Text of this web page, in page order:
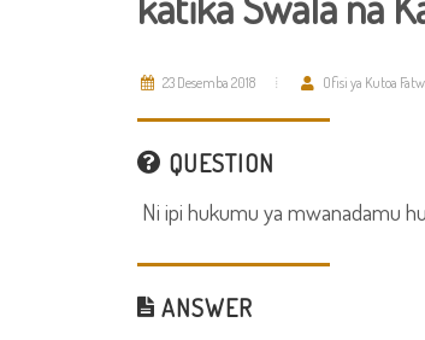
23 Desemba 2018 Ofisi ya Kutoa
QUESTION
Ni ipi hukumu ya mwanadamu
ANSWER